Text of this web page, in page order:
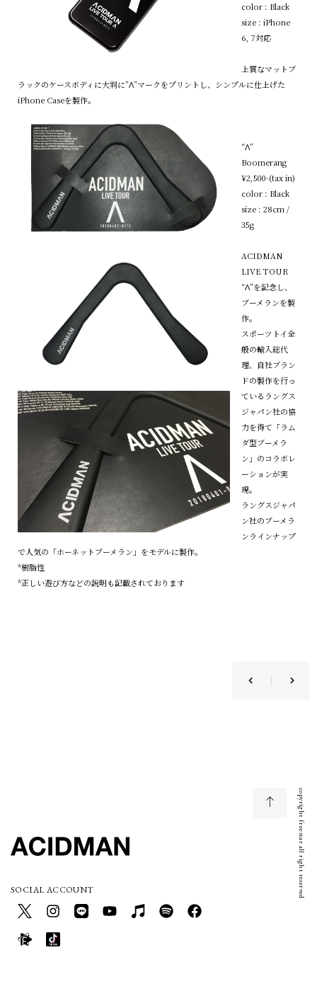
color : Black
size : iPhone
6, 7対応
上質なマットブ
ラックのケースボディに大判に”Λ”マークをプリントし、シンプルに仕上げた
iPhone Caseを製作。
“Λ”
Boomerang
¥2,500-(tax in)
color : Black
size : 28cm /
35g
ACIDMAN
LIVE TOUR
“Λ”を記念し、
ブーメランを製
作。
スポーツトイ全
般の輸入総代
理、自社ブラン
ドの製作を行っ
ているラングス
ジャパン社の協
力を得て「ラム
ダ型ブーメラ
ン」のコラボレ
ーションが実
現。
ラングスジャパ
ン社のブーメラ
ンラインナップ
で人気の「ホーネットブーメラン」をモデルに製作。
*樹脂性
*正しい遊び方などの説明も記載されております
SOCIAL ACCOUNT copyright freestar all right reserved